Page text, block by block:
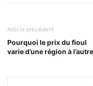
Article précédent
Pourquoi le prix du fioul
varie d’une région à